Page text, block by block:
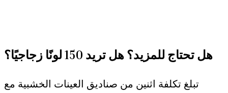
هل تحتاج للمزيد؟ هل تريد 150 لونًا زجاجيًا؟
تبلغ تكلفة اثنين من صناديق العينات الخشبية مع